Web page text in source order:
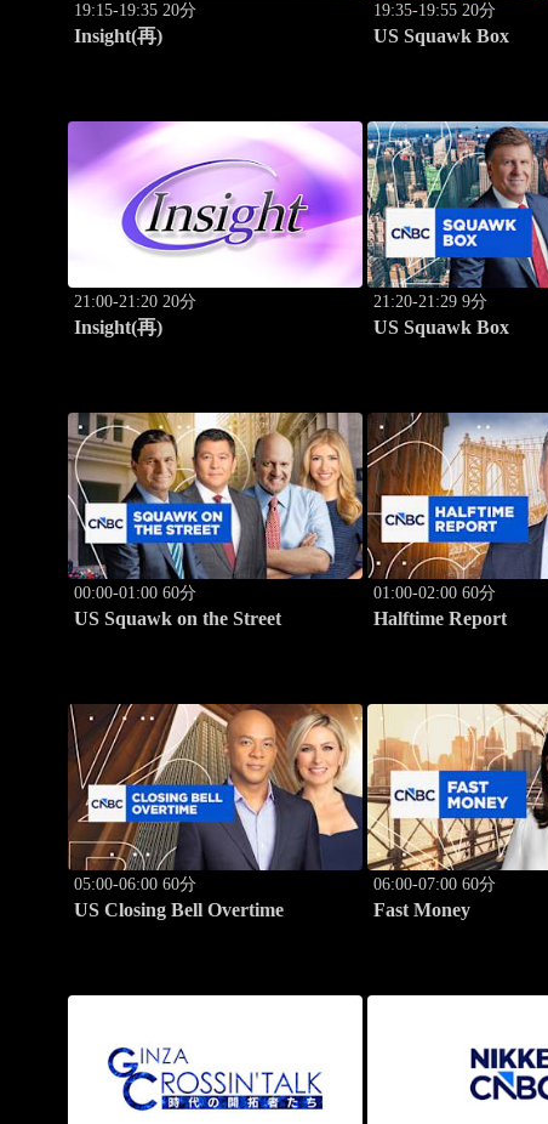
19:15-19:35 20分
Insight(再)
19:35-19:55 20分
US Squawk Box
21:00-21:20 20分
Insight(再)
21:20-21:29 9分
US Squawk Box
00:00-01:00 60分
US Squawk on the Street
01:00-02:00 60分
Halftime Report
05:00-06:00 60分
US Closing Bell Overtime
06:00-07:00 60分
Fast Money